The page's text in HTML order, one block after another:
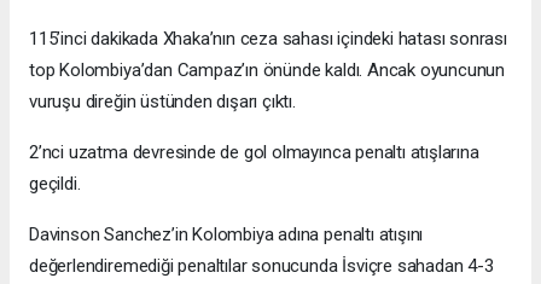
115’inci dakikada Xhaka’nın ceza sahası içindeki hatası sonrası
top Kolombiya’dan Campaz’ın önünde kaldı. Ancak oyuncunun
vuruşu direğin üstünden dışarı çıktı.
2’nci uzatma devresinde de gol olmayınca penaltı atışlarına
geçildi.
Davinson Sanchez’in Kolombiya adına penaltı atışını
değerlendiremediği penaltılar sonucunda İsviçre sahadan 4-3